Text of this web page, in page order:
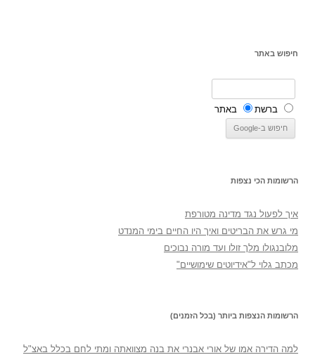
חיפוש באתר
ברשת באתר
הרשומות הכי נצפות
איך לפעול נגד מדינה מטורפת
מי גרש את הבריטים ואיך היו החיים בימי המנדט
מלובנגולו מלך זולו ועד מורה נבוכים
מכתב גלוי ל"אידיוטים שימושיים"
הרשומות הנצפות ביותר (בכל הזמנים)
למה הדירה אמו של אורי אבנרי את בנה מצוואתה ומתי לחם בכלל באצ"ל